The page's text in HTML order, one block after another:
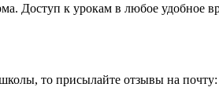
Доступ к урокам в любое удобное
то присылайте отзывы на почту: